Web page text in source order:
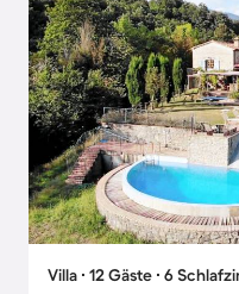
Villa ∙ 12 Gäste ∙ 6